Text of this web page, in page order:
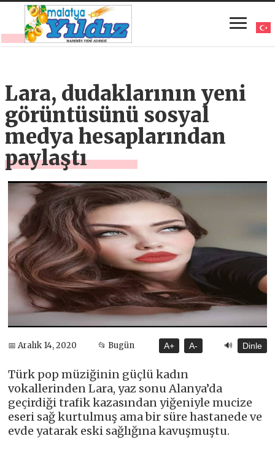
Lara, dudaklarının yeni
görüntüsünü sosyal
medya hesaplarından
paylaştı
📅 Aralık 14, 2020 📂 Bugün A+ A- 🔊 Dinle
Türk pop müziğinin güçlü kadın
vokallerinden Lara, yaz sonu Alanya’da
geçirdiği trafik kazasından yiğeniyle mucize
eseri sağ kurtulmuş ama bir süre hastanede ve
evde yatarak eski sağlığına kavuşmuştu.